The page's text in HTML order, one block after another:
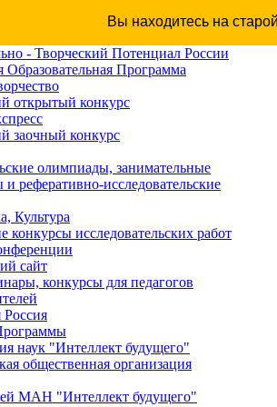
Вы находитесь на
- Творческий Потенциал России
Образовательная Программа
открытый конкурс
заочный конкурс
олимпиады, занимательные
реферативно-исследовательские
Культура
конкурсы исследовательских работ
сайт
конкурсы для педагогов
наук "Интеллект будущего"
общественная организация
МАН "Интеллект будущего"